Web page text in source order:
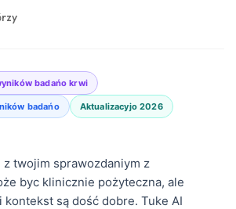
badańo krwi
badańo Aktualizacyjo 2026
z twojim sprawozdaniym z
byc klinicznie pożyteczna, ale
kontekst są dość dobre. Tuke AI